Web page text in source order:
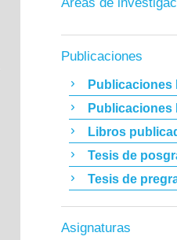
Publicaciones
Publicaciones
Publicaciones
Libros
Tesis de
Tesis de
Asignaturas